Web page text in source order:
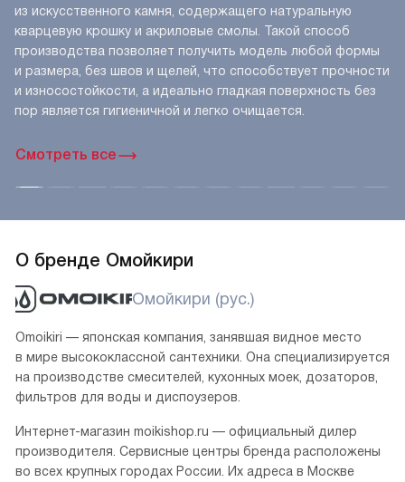
Смотреть все
из искусственного камня, содержащего натуральную
кварцевую крошку и акриловые смолы. Такой способ
производства позволяет получить модель любой формы
и размера, без швов и щелей, что способствует прочности
и износостойкости, а идеально гладкая поверхность без
пор является гигиеничной и легко очищается.
О бренде Омойкири
Омойкири (рус.)
Omoikiri — японская компания, занявшая видное место
в мире высококлассной сантехники. Она специализируется
на производстве смесителей, кухонных моек, дозаторов,
фильтров для воды и диспоузеров.
Интернет-магазин moikishop.ru — официальный дилер
производителя. Сервисные центры бренда расположены
во всех крупных городах России. Их адреса в Москве